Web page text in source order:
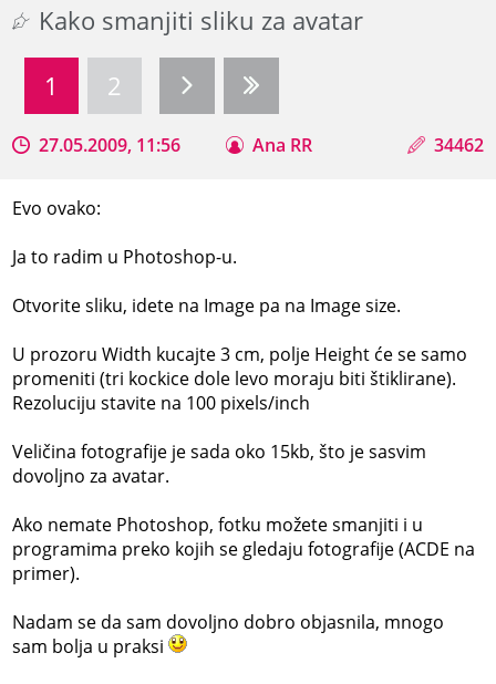
Kako smanjiti sliku za avatar
1
2
27.05.2009, 11:56 Ana RR 34462
Evo ovako:
Ja to radim u Photoshop-u.
Otvorite sliku, idete na Image pa na Image size.
U prozoru Width kucajte 3 cm, polje Height će se samo
promeniti (tri kockice dole levo moraju biti štiklirane).
Rezoluciju stavite na 100 pixels/inch
Veličina fotografije je sada oko 15kb, što je sasvim
dovoljno za avatar.
Ako nemate Photoshop, fotku možete smanjiti i u
programima preko kojih se gledaju fotografije (ACDE na
primer).
Nadam se da sam dovoljno dobro objasnila, mnogo
sam bolja u praksi